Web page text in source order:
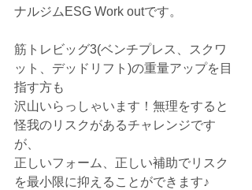
ナルジムESG Work outです。
筋トレビッグ3(ベンチプレス、スクワ
ット、デッドリフト)の重量アップを目
指す方も
沢山いらっしゃいます！無理をすると
怪我のリスクがあるチャレンジです
が、
正しいフォーム、正しい補助でリスク
を最小限に抑えることができます♪